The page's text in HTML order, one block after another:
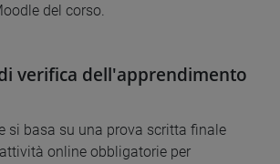
del corso.
verifica dell'apprendimento
si basa su una prova scritta finale
online obbligatorie per